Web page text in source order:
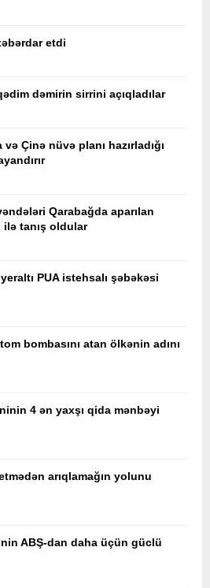
etdi
dəmirin sirrini açıqladılar
Çinə nüvə planı hazırladığı
Qarabağda aparılan
tanış oldular
PUA istehsalı şəbəkəsi
bombasını atan ölkənin adını
4 ən yaxşı qida mənbəyi
arıqlamağın yolunu
ABŞ-dan daha üçün güclü